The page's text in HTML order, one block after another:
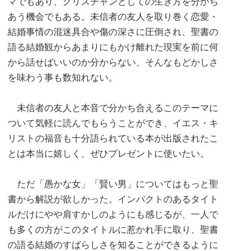
あう機会でもある。未信者の友人を取り巻く恋愛・
結婚事情の混迷具合や傷の深さに圧倒され、聖書の
語る結婚観からあまりにもかけ離れた現実を前に何
から話せばいいのか分からない、そんなもどかしさ
を味わう事も数知れない。
未信者の友人と本音で分かち合えるこのテーマに
ついて気軽に読んでもらうことができ、イエス・キ
リストの福音も十分語られている本が出版されたこ
とは本当に嬉しく、ぜひプレゼントに使いたい。
ただ「愚かな女」「賢い男」についてはもっと聖
書から解説が欲しかった。インパクトのあるタイト
ルだけにやや肩すかしのようにも感じるが、一人で
も多くの方がこのタイトルに惹かれ手に取り、聖書
の語る結婚のすばらしさを知ることができるように